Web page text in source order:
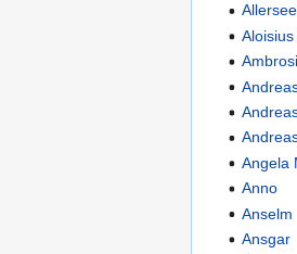
Angela
Anno
Anselm
Ansgar